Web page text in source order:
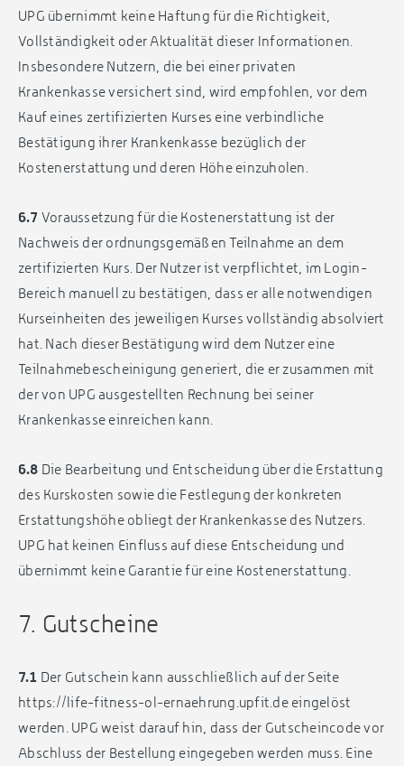
UPG übernimmt keine Haftung für die Richtigkeit,
Vollständigkeit oder Aktualität dieser Informationen.
Insbesondere Nutzern, die bei einer privaten
Krankenkasse versichert sind, wird empfohlen, vor dem
Kauf eines zertifizierten Kurses eine verbindliche
Bestätigung ihrer Krankenkasse bezüglich der
Kostenerstattung und deren Höhe einzuholen.
6.7 Voraussetzung für die Kostenerstattung ist der
Nachweis der ordnungsgemäßen Teilnahme an dem
zertifizierten Kurs. Der Nutzer ist verpflichtet, im Login-
Bereich manuell zu bestätigen, dass er alle notwendigen
Kurseinheiten des jeweiligen Kurses vollständig absolviert
hat. Nach dieser Bestätigung wird dem Nutzer eine
Teilnahmebescheinigung generiert, die er zusammen mit
der von UPG ausgestellten Rechnung bei seiner
Krankenkasse einreichen kann.
6.8 Die Bearbeitung und Entscheidung über die Erstattung
des Kurskosten sowie die Festlegung der konkreten
Erstattungshöhe obliegt der Krankenkasse des Nutzers.
UPG hat keinen Einfluss auf diese Entscheidung und
übernimmt keine Garantie für eine Kostenerstattung.
7. Gutscheine
7.1 Der Gutschein kann ausschließlich auf der Seite
https://life-fitness-ol-ernaehrung.upfit.de eingelöst
werden. UPG weist darauf hin, dass der Gutscheincode vor
Abschluss der Bestellung eingegeben werden muss. Eine